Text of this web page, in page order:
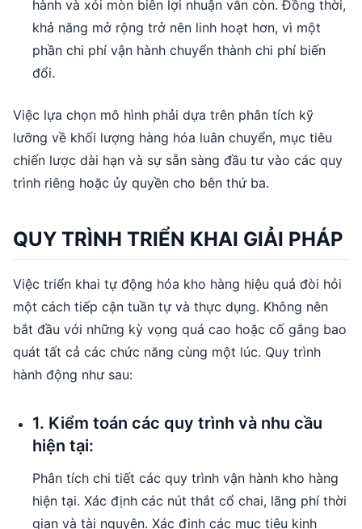
hành và xói mòn biên lợi nhuận vẫn còn. Đồng thời,
khả năng mở rộng trở nên linh hoạt hơn, vì một
phần chi phí vận hành chuyển thành chi phí biến
đổi.
Việc lựa chọn mô hình phải dựa trên phân tích kỹ
lưỡng về khối lượng hàng hóa luân chuyển, mục tiêu
chiến lược dài hạn và sự sẵn sàng đầu tư vào các quy
trình riêng hoặc ủy quyền cho bên thứ ba.
QUY TRÌNH TRIỂN KHAI GIẢI PHÁP
Việc triển khai tự động hóa kho hàng hiệu quả đòi hỏi
một cách tiếp cận tuần tự và thực dụng. Không nên
bắt đầu với những kỳ vọng quá cao hoặc cố gắng bao
quát tất cả các chức năng cùng một lúc. Quy trình
hành động như sau:
1. Kiểm toán các quy trình và nhu cầu
hiện tại:
Phân tích chi tiết các quy trình vận hành kho hàng
hiện tại. Xác định các nút thắt cổ chai, lãng phí thời
gian và tài nguyên. Xác định các mục tiêu kinh